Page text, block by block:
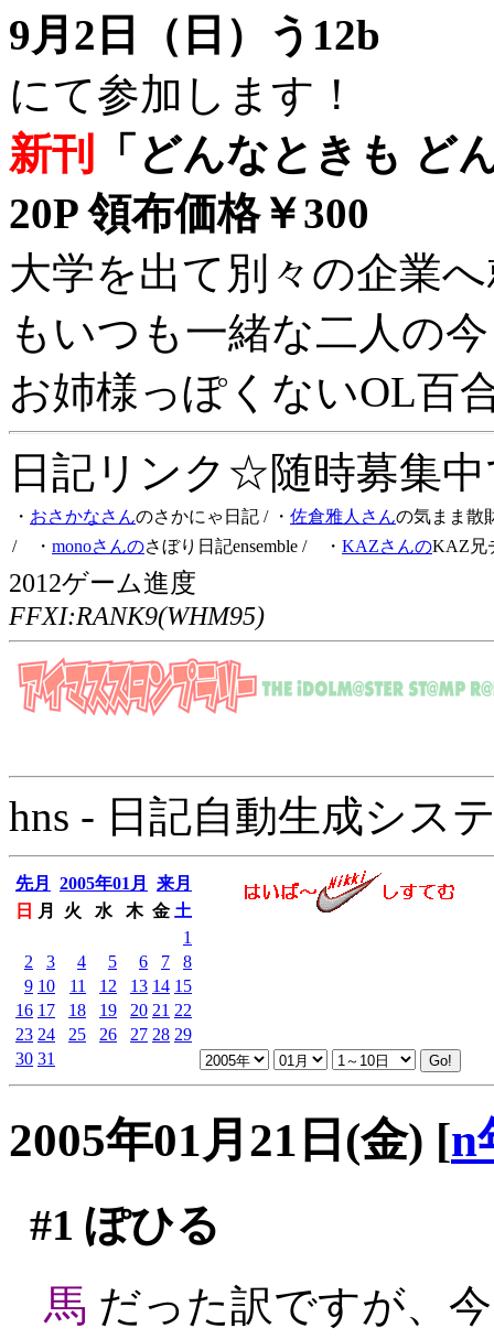
9月2日（日）う12b
にて参加します！
新刊
「どんなときも ど
20P 領布価格￥300
大学を出て別々の企業
もいつも一緒な二人の
お姉様っぽくないOL百
日記リンク☆随時募集
・ おさかなさんのさかにゃ日記 / ・ 佐倉雅人さんの気まま散
/ ・ monoさんのさぼり日記ensemble / ・ KAZさんのKAZ兄
2012ゲーム進度
FFXI:RANK9(WHM95)
hns - 日記自動生成シス
先月 2005年01月
来月
日
月 火 水 木 金 土
1
2
3 4 5 6 7
8
9 10 11 12 13 14 15
16 17 18 19 20 21 22
23 24 25 26 27 28 29
30 31
2005年01月21日(金) [n
#1 ぽひる
馬 だった訳ですが、